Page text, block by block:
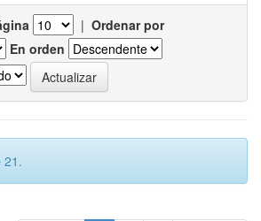
| Ordenar por
En orden
21.